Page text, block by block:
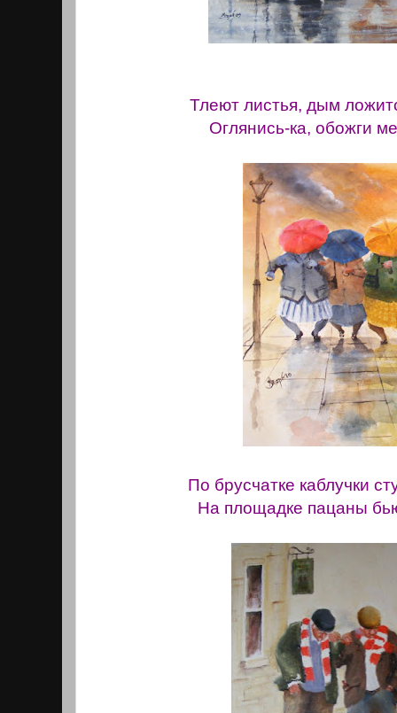
Тлеют листья, дым
Оглянись-ка, обожги
По брусчатке каблучки
На площадке пацаны